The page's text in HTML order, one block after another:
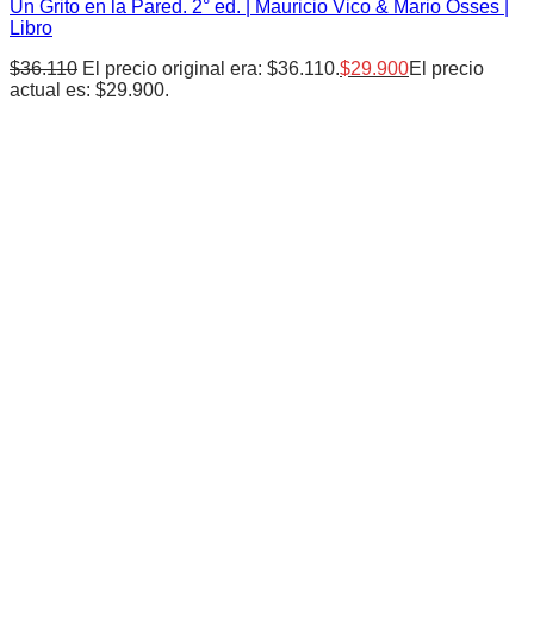
Un Grito en la Pared. 2° ed. | Mauricio Vico & Mario Osses |
Libro
$36.110 El precio original era: $36.110.$29.900El precio
actual es: $29.900.